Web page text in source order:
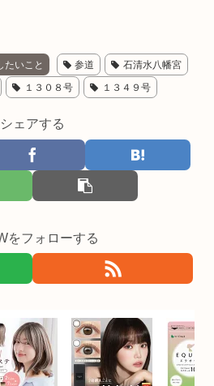
たいこと 参道 石清水八幡宮
１３０８号 １３４９号
シェアする
をフォローする